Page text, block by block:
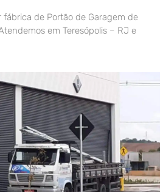
fábrica de Portão de Garagem de
em Teresópolis – RJ e